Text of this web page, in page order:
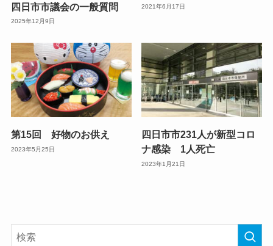
四日市市議会の一般質問
2025年12月9日
2021年6月17日
第15回 好物のお供え
2023年5月25日
四日市市231人が新型コロ
ナ感染 1人死亡
2023年1月21日